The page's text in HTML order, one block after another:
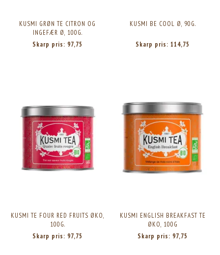
KUSMI GRØN TE CITRON OG
INGEFÆR Ø, 100G.
Skarp pris: 97,75
KUSMI BE COOL Ø, 90G.
Skarp pris: 114,75
KUSMI TE FOUR RED FRUITS ØKO,
100G.
Skarp pris: 97,75
KUSMI ENGLISH BREAKFAST TE
ØKO, 100G
Skarp pris: 97,75